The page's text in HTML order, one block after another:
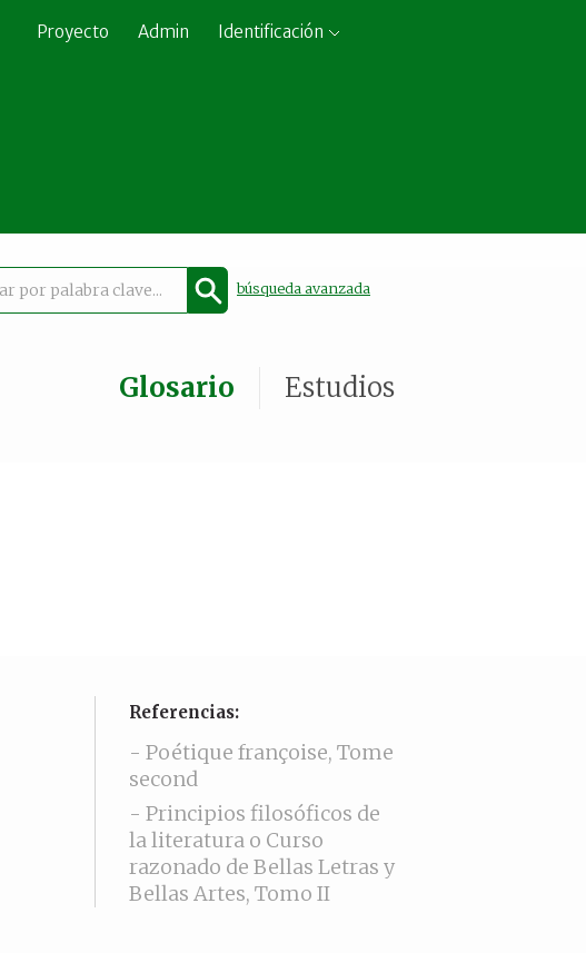
Proyecto Admin Identificación
búsqueda avanzada
Estudios
Glosario
Referencias:
- Poétique françoise, Tome
second
- Principios filosóficos de
la literatura o Curso
razonado de Bellas Letras y
Bellas Artes, Tomo II